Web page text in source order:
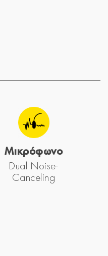
Μικρόφωνο
Dual Noise-
Canceling